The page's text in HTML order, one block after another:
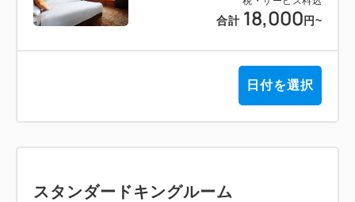
合計 18,000 円~
日付を選択
スタンダードキングルーム